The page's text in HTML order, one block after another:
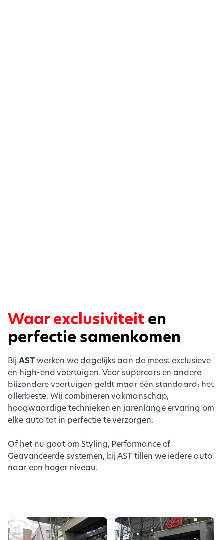
Waar exclusiviteiten
perfectie samenkomen
Bij ASTwerken we dagelijks aan de meest exclusieve
en high-end voertuigen. Voor supercars en andere
bijzondere voertuigen geldt maar één standaard: het
allerbeste. Wij combineren vakmanschap,
hoogwaardige technieken en jarenlange ervaring om
elke auto tot in perfectie te verzorgen.
Of het nu gaat om Styling, Performance of
Geavanceerde systemen, bij AST tillen we iedere auto
naar een hoger niveau.